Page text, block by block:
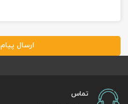
ارسال پیام
تماس